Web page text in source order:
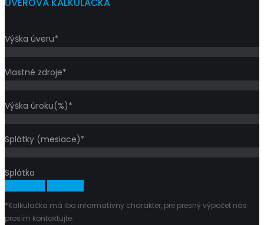
ÚVEROVÁ KALKULAČKA
Výška úveru*
Vlastné zdroje*
Výška úroku(%)*
Splátky (mesiace)*
Splátka
*Kalkulačka má iba informatívny charakter, pre presný výpočet nás
prosím kontaktujte.